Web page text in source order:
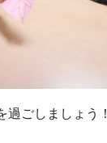
過ごしましょう！